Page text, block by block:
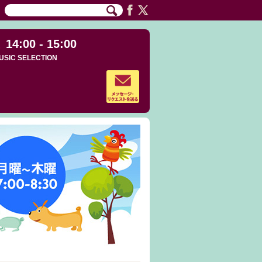
14:00 - 15:00
SELECTION